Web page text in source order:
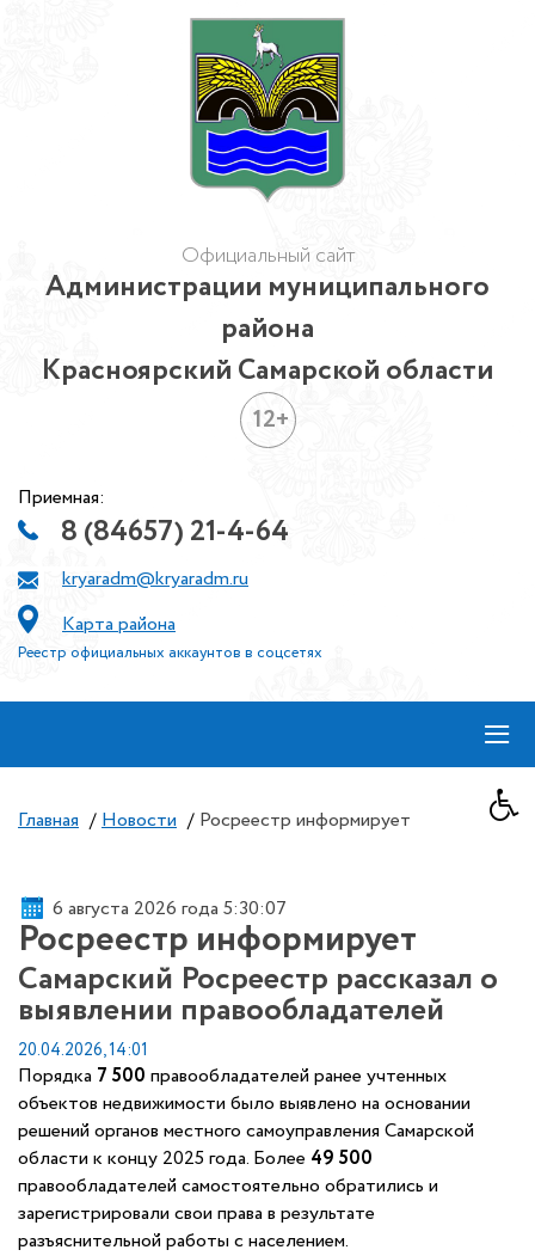
Официальный сайт
Администрации муниципального
района
Красноярский Самарской области
12+
Приемная:
8 (84657) 21-4-64
kryaradm@kryaradm.ru
Карта района
Реестр официальных аккаунтов в соцсетях
≡
Главная / Новости / Росреестр информирует
6 августа 2026 года 5:30:08
Росреестр информирует
Самарский Росреестр рассказал о
выявлении правообладателей
20.04.2026, 14:01
Порядка 7 500 правообладателей ранее учтенных
объектов недвижимости было выявлено на основании
решений органов местного самоуправления Самарской
области к концу 2025 года. Более 49 500
правообладателей самостоятельно обратились и
зарегистрировали свои права в результате
разъяснительной работы с населением.